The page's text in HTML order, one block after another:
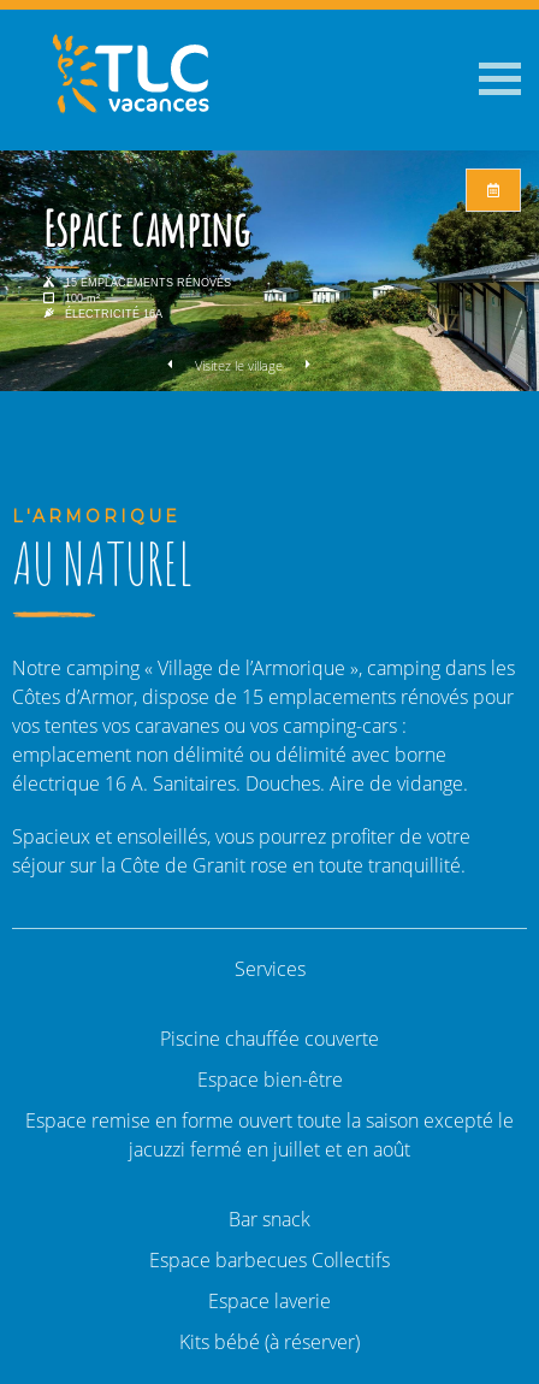
Visitez le village
Espace camping
15 EMPLACEMENTS RÉNOVÉS
100 m²
ÉLECTRICITÉ 16A
L'ARMORIQUE
AU NATUREL
Notre camping « Village de l’Armorique », camping dans les
Côtes d’Armor, dispose de 15 emplacements rénovés pour
vos tentes vos caravanes ou vos camping-cars :
emplacement non délimité ou délimité avec borne
électrique 16 A. Sanitaires. Douches. Aire de vidange.
Spacieux et ensoleillés, vous pourrez profiter de votre
séjour sur la Côte de Granit rose en toute tranquillité.
Services
Piscine chauffée couverte
Espace bien-être
Espace remise en forme ouvert toute la saison excepté le
jacuzzi fermé en juillet et en août
Bar snack
Espace barbecues Collectifs
Espace laverie
Kits bébé (à réserver)